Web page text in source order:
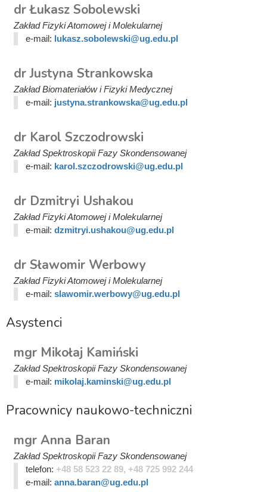
dr Łukasz Sobolewski
Zakład Fizyki Atomowej i Molekularnej
e-mail: lukasz.sobolewski@ug.edu.pl
dr Justyna Strankowska
Zakład Biomateriałów i Fizyki Medycznej
e-mail: justyna.strankowska@ug.edu.pl
dr Karol Szczodrowski
Zakład Spektroskopii Fazy Skondensowanej
e-mail: karol.szczodrowski@ug.edu.pl
dr Dzmitryi Ushakou
Zakład Fizyki Atomowej i Molekularnej
e-mail: dzmitryi.ushakou@ug.edu.pl
dr Sławomir Werbowy
Zakład Fizyki Atomowej i Molekularnej
e-mail: slawomir.werbowy@ug.edu.pl
Asystenci
mgr Mikołaj Kamiński
Zakład Spektroskopii Fazy Skondensowanej
e-mail: mikolaj.kaminski@ug.edu.pl
Pracownicy naukowo-techniczni
mgr Anna Baran
Zakład Spektroskopii Fazy Skondensowanej
telefon: +48 58 523 22 89, +48 725 992 244
e-mail: anna.baran@ug.edu.pl